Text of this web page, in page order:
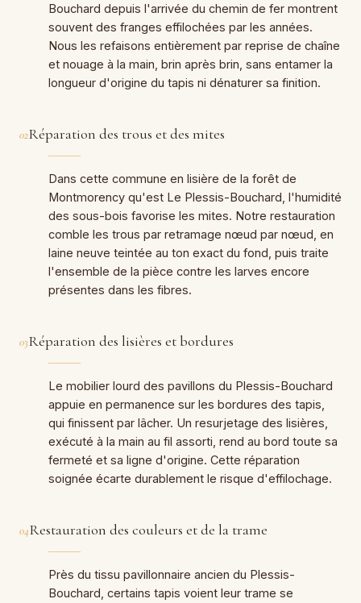
Bouchard depuis l'arrivée du chemin de fer montrent
souvent des franges effilochées par les années.
Nous les refaisons entièrement par reprise de chaîne
et nouage à la main, brin après brin, sans entamer la
longueur d'origine du tapis ni dénaturer sa finition.
02Réparation des trous et des mites
Dans cette commune en lisière de la forêt de
Montmorency qu'est Le Plessis-Bouchard, l'humidité
des sous-bois favorise les mites. Notre restauration
comble les trous par retramage nœud par nœud, en
laine neuve teintée au ton exact du fond, puis traite
l'ensemble de la pièce contre les larves encore
présentes dans les fibres.
03Réparation des lisières et bordures
Le mobilier lourd des pavillons du Plessis-Bouchard
appuie en permanence sur les bordures des tapis,
qui finissent par lâcher. Un resurjetage des lisières,
exécuté à la main au fil assorti, rend au bord toute sa
fermeté et sa ligne d'origine. Cette réparation
soignée écarte durablement le risque d'effilochage.
04Restauration des couleurs et de la trame
Près du tissu pavillonnaire ancien du Plessis-
Bouchard, certains tapis voient leur trame se